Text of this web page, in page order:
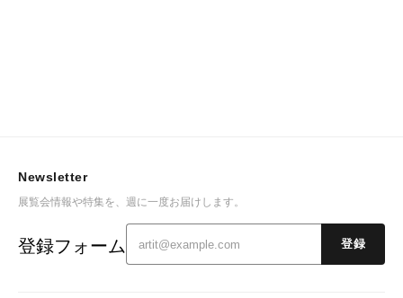
Newsletter
展覧会情報や特集を、週に一度お届けします。
登録フォーム 登録